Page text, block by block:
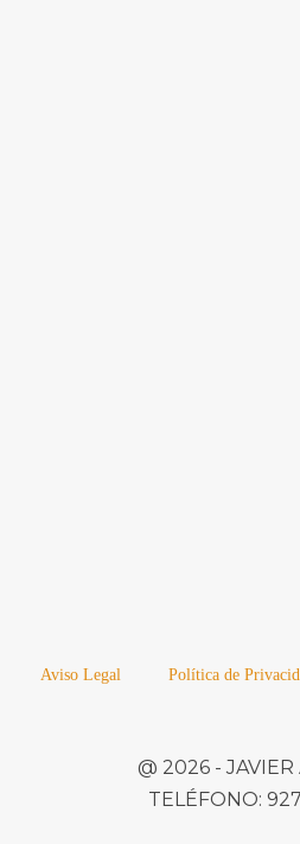
Aviso Legal Política de
@ 2026 -JAVIER
TELÉFONO: